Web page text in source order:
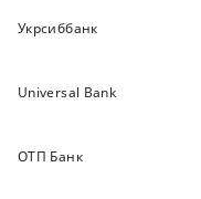
Укрсиббанк
Universal Bank
ОТП Банк